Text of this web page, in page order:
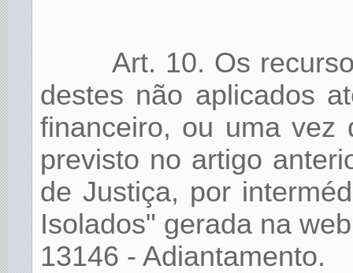
Art. 10. Os
destes não aplicados
financeiro, ou uma vez
previsto no artigo
de Justiça, por
Isolados" gerada na
13146 - Adiantamento.